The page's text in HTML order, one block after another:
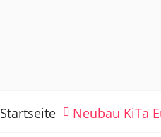
Startseite Neubau KiTa